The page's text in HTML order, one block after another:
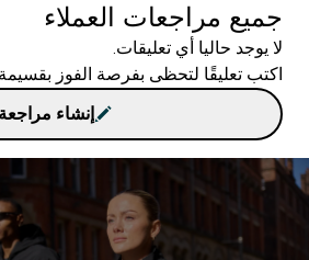
جميع مراجعات العملاء
لا يوجد حاليا أي تعليقات.
اكتب تعليقًا لتحظى بفرصة الفوز بقسيمة
إنشاء مراجعة